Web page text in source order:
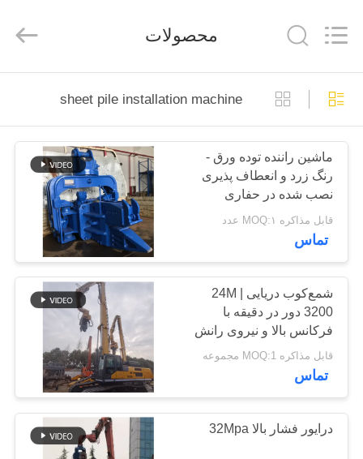
صفحه
اصلی
محصولات
نمایش
واقعیت
مجازی
درباره
تور
کارخانه
Machinery
Co.,
محصولات
sheet pile installation machine
ماشین راننده توده ورق -
رنگ زرد و انعطاف پذیری
نصب شده در حفاری
قابل مذاکره MOQ:۱ عدد
تماس
شمع‌کوب دریایی 24M |
3200 دور در دقیقه با
فرکانس بالا و نیروی رانش
قدرتمند
قابل مذاکره MOQ:1 مجموعه
تماس
درایور فشار بالا 32Mpa